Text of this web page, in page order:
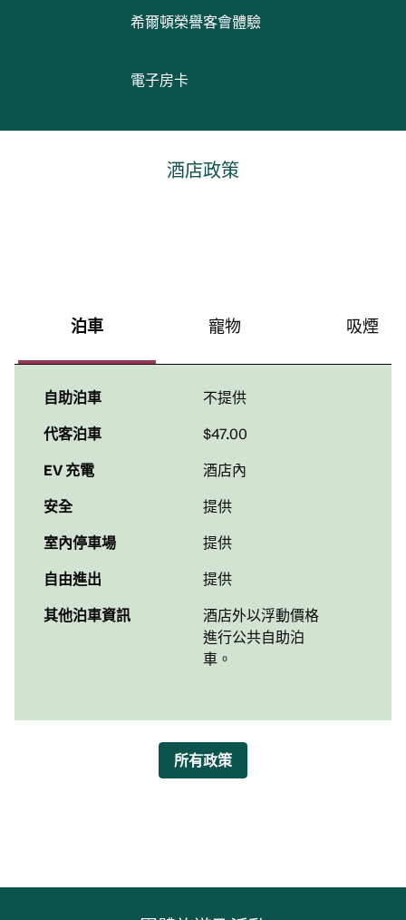
希爾頓榮譽客會體驗
電子房卡
酒店政策
泊車 寵物 吸煙
自助泊車
不提供
代客泊車
$47.00
EV 充電
酒店內
安全
提供
室內停車場
提供
自由進出
提供
其他泊車資訊
酒店外以浮動價格
進行公共自助泊
車。
所有政策